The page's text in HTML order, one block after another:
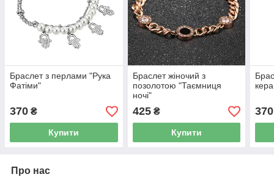
Браслет з перлами "Рука
Фатіми"
370 ₴
Купити
Браслет жіночий з
позолотою "Таємниця
ночі"
425₴
Купити
370
Про нас